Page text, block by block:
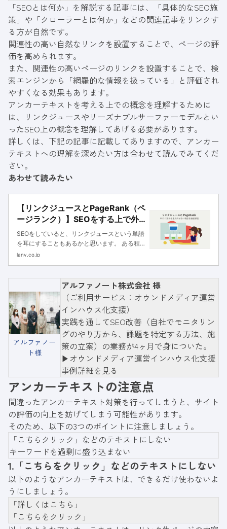
「SEOとは何か」を解説する記事には、「具体的なSEO施
策」や「クローラーとは何か」などの関連記事をリンクす
る方が自然です。
関連性の高い自然なリンクを設置することで、ページの評
価を高められます。
また、関連性の高いページのリンクを設置することで、検
索エンジンから「網羅的な情報を扱っている」と評価され
やすくなる効果もあります。
アンカーテキストを考える上での概念を理解するために
は、リンクジュースやリーズナブルサーファーモデルとい
ったSEO上の概念を理解してあげる必要があります。
詳しくは、下記の記事に記載してありますので、アンカー
テキストへの理解を深めたい方は合わせて読んでみてくだ
さい。
あわせて読みたい
【リンクジュースとPageRank（ペ
ージランク）】SEOをする上で外
せない概念
SEOをしていると、リンクジュースという単語
を耳にすることもあるかと思います。 ある程
度のイメージを掴んでいる方もいるかと思いま
のではないでしょうか。 しか
lany.co.jp
アルファノー
ト様
アルファノート株式会社 様
（ご利用サービス：オウンドメディア運営
インハウス化支援）
実践を通してSEO改善（自社でモニタリン
グのやり方から、課題を特定する方法、施
策の立案）の業務が4ヶ月で身についた。
▶︎オウンドメディア運営インハウス化支援
事例詳細を見る
アンカーテキストの注意点
間違ったアンカーテキスト対策を行ってしまうと、サイト
の評価の向上を妨げてしまう可能性があります。
そのため、以下の3つのポイントに注意しましょう。
「こちらクリック」などのテキストにしない
キーワードを過剰に盛り込まない
1.「こちらをクリック」などのテキストにしない
以下のようなアンカーテキストは、できるだけ使わないよ
うにしましょう。
「詳しくはこちら」
「こちらをクリック」